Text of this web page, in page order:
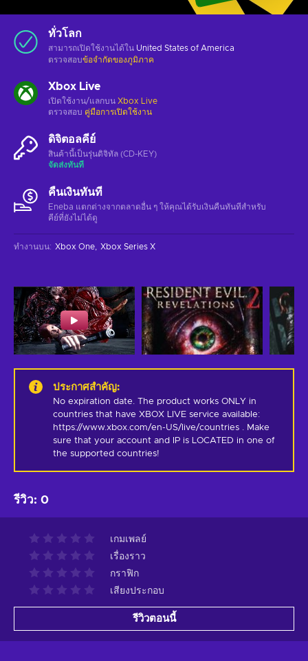
ทั่วโลก
สามารถเปิดใช้งานได้ใน United States of America
ตรวจสอบข้อจำกัดของภูมิภาค
Xbox Live
เปิดใช้งาน/แลกบน Xbox Live
ตรวจสอบ คู่มือการเปิดใช้งาน
ดิจิตอลคีย์
สินค้านี้เป็นรุ่นดิจิทัล (CD-KEY)
จัดส่งทันที
คืนเงินทันที
Eneba แตกต่างจากตลาดอื่น ๆ ให้คุณได้รับเงินคืนทันทีสําหรับ
คีย์ที่ยังไม่ได้ดู
ทำงานบน: Xbox One Xbox Series X
ประกาศสำคัญ:
No expiration date. The product works ONLY in
countries that have XBOX LIVE service available:
https://www.xbox.com/en-US/live/countries . Make
sure that your account and IP is LOCATED in one of
the supported countries!
รีวิว: 0
เกมเพลย์
เรื่องราว
กราฟิก
เสียงประกอบ
รีวิวตอนนี้